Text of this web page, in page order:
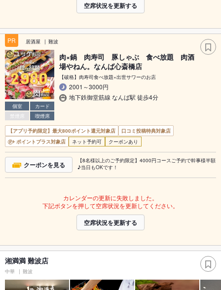
空席状況を更新する
PR 居酒屋 難波
個室
カード
禁煙席
喫煙席
肉×鍋 肉寿司 豚しゃぶ 食べ放題 肉酒
場やねん。なんば心斎橋店
【破格】肉寿司食べ放題×出世サワーのお店
2001～3000円
地下鉄御堂筋線 なんば駅 徒歩4分
【アプリ予約限定】最大800ポイント還元対象店
口コミ投稿特典対象店
ポイントプラス対象店
ネット予約可 クーポンあり
クーポンを見る
【8名様以上のご予約限定】4000円コースご予約で幹事様半額
♪当日もOKです！
カレンダーの更新に失敗しました。
下記ボタンを押して空席状況を更新してください。
空席状況を更新する
湘満満 難波店
中華 難波